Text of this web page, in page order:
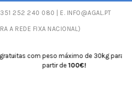
252 240 080 | E. INFO@AGAL.PT
A REDE FIXA NACIONAL)
com peso máximo de 30kg para
partir de100€!